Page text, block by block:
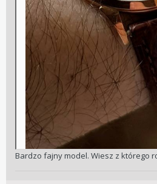
Bardzo fajny model. Wiesz z którego